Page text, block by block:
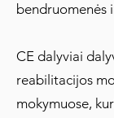
bendruomenės
CE dalyviai
reabilitacijos
mokymuose,